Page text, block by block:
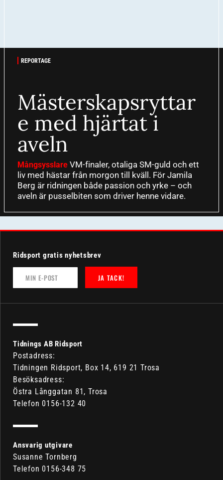
REPORTAGE
Mästerskapsryttar
e med hjärtat i
aveln
Mångsysslare VM-finaler, otaliga SM-guld och ett
liv med hästar från morgon till kväll. För Jamila
Berg är ridningen både passion och yrke – och
aveln är pusselbiten som driver henne vidare.
Ridsport gratis nyhetsbrev
JA TACK!
Tidnings AB Ridsport
Postadress:
Tidningen Ridsport, Box 14, 619 21 Trosa
Besöksadress:
Östra Långgatan 81, Trosa
Telefon 0156-132 40
Ansvarig utgivare
Susanne Tornberg
Telefon 0156-348 75